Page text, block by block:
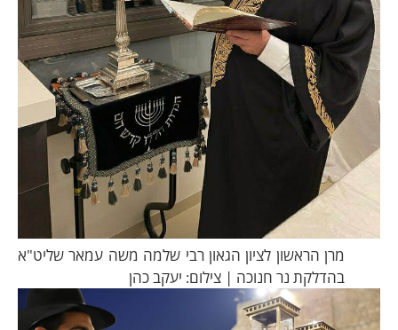
מרן הראשון לציון הגאון רבי שלמה משה עמאר שליט"א
בהדלקת נר חנוכה | צילום: יעקב כהן